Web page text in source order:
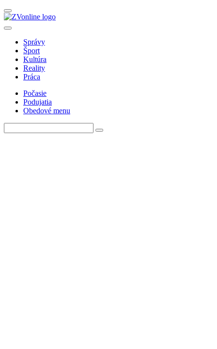
Správy
Šport
Kultúra
Reality
Práca
Počasie
Podujatia
Obedové menu